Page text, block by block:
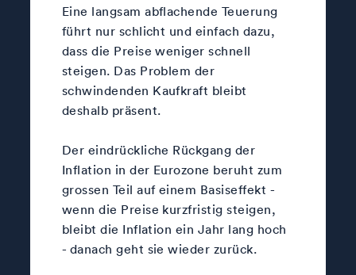
Eine langsam abflachende Teuerung
führt nur schlicht und einfach dazu,
dass die Preise weniger schnell
steigen. Das Problem der
schwindenden Kaufkraft bleibt
deshalb präsent.
Der eindrückliche Rückgang der
Inflation in der Eurozone beruht zum
grossen Teil auf einem Basiseffekt -
wenn die Preise kurzfristig steigen,
bleibt die Inflation ein Jahr lang hoch
- danach geht sie wieder zurück.